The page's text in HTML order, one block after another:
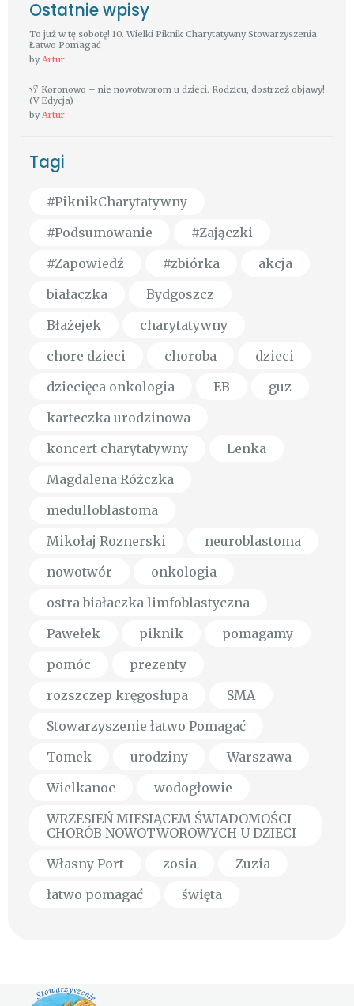
Ostatnie wpisy
To już w tę sobotę! 10. Wielki Piknik Charytatywny Stowarzyszenia
Łatwo Pomagać
byArtur
Koronowo – nie nowotworom u dzieci. Rodzicu, dostrzeż objawy!
(V Edycja)
byArtur
Tagi
#PiknikCharytatywny
#Podsumowanie
#Zajączki
#Zapowiedź
#zbiórka
akcja
białaczka
Bydgoszcz
Błażejek
charytatywny
chore dzieci
choroba
dzieci
dziecięca onkologia
EB
guz
karteczka urodzinowa
koncert charytatywny
Lenka
Magdalena Różczka
medulloblastoma
Mikołaj Roznerski
neuroblastoma
nowotwór
onkologia
ostra białaczka limfoblastyczna
Pawełek
piknik
pomagamy
pomóc
prezenty
rozszczep kręgosłupa
SMA
Stowarzyszenie łatwo Pomagać
Tomek
urodziny
Warszawa
Wielkanoc
wodogłowie
WRZESIEŃ MIESIĄCEM ŚWIADOMOŚCI
CHORÓB NOWOTWOROWYCH U DZIECI
Własny Port
zosia
Zuzia
łatwo pomagać
święta